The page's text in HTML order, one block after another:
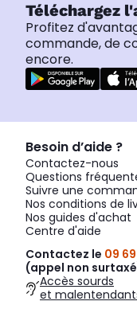
Téléchargez
Profitez
commande, de
encore.
Besoin d’aide ?
Contactez-nous
Questions
Suivre une
Nos conditions de
Nos guides d'achat
Centre d'aide
Contactez le 09
(appel non
Accès sourds
et